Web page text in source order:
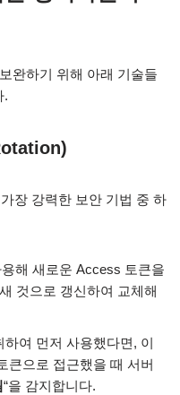
완하기 위해 아래 기술들
.
장 강력한 보안 기법 중 하
해 새로운 Access 토큰을
것으로 갱신하여 교체해
여 먼저 사용했다면, 이
큰으로 접근했을 때 서버
“을 감지합니다.